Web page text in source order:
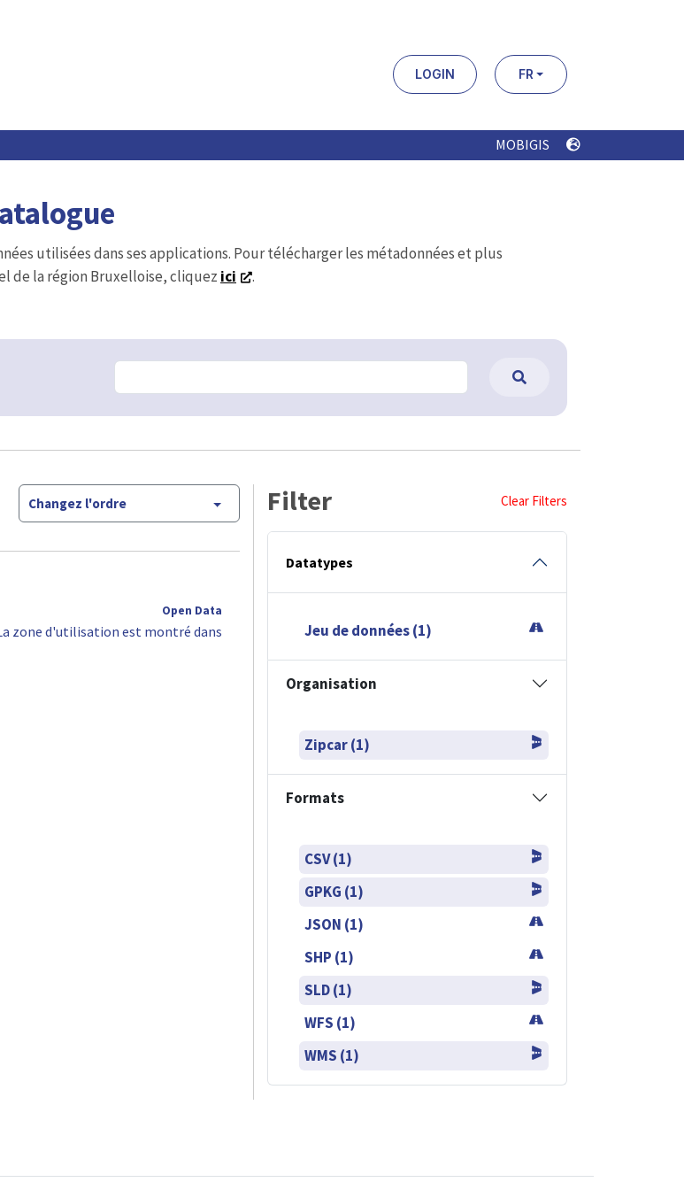
LOGIN FR
MOBIGIS
utilisées dans ses applications. Pour télécharger les métadonnées et plus
de la région Bruxelloise, cliquez ici .
Changez l'ordre
Open Data
zone d'utilisation est montré dans
Filter Clear Filters
Datatypes
Jeu de données (1)
Organisation
Zipcar (1)
Formats
CSV (1)
GPKG (1)
JSON (1)
SHP (1)
SLD (1)
WFS (1)
WMS (1)